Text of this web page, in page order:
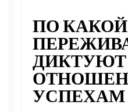
ПО
ДИКТУЮТ
УСПЕХАМ